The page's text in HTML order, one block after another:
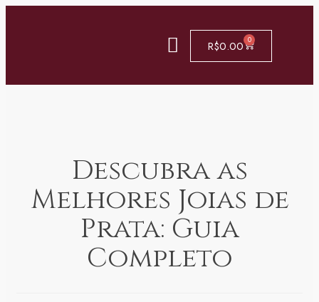
R$0.00 0
Descubra as
Melhores Joias de
Prata: Guia
Completo